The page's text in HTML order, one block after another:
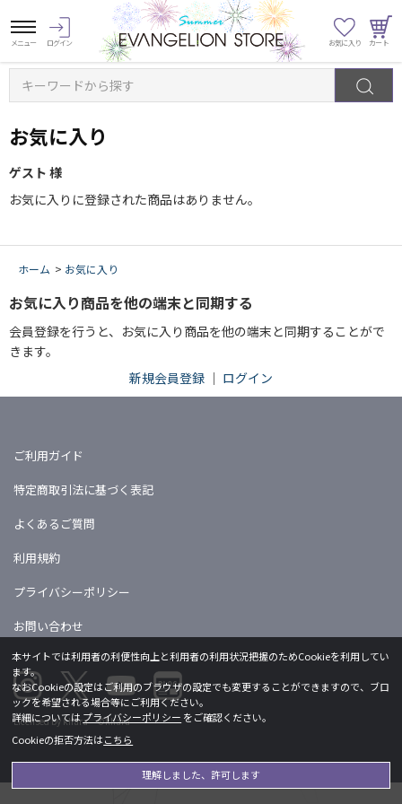
キーワードから探す
お気に入り
ゲスト 様
お気に入りに登録された商品はありません。
ホーム > お気に入り
お気に入り商品を他の端末と同期する
会員登録を行うと、お気に入り商品を他の端末と同期することがで
きます。
新規会員登録 ｜ ログイン
ご利用ガイド
特定商取引法に基づく表記
よくあるご質問
利用規約
プライバシーポリシー
お問い合わせ
Licensed by khara ©khara
本サイトでは利用者の利便性向上と利用者の利用状況把握のためCookieを利用してい
ます。
なおCookieの設定はご利用のブラウザの設定でも変更することができますので、ブロ
ックを希望される場合等にご利用ください。
詳細についてはプライバシーポリシー をご確認ください。
Cookieの拒否方法はこちら
理解しました、許可します